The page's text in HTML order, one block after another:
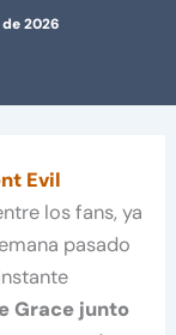
2026
Evil
los fans, ya
pasado
Grace junto